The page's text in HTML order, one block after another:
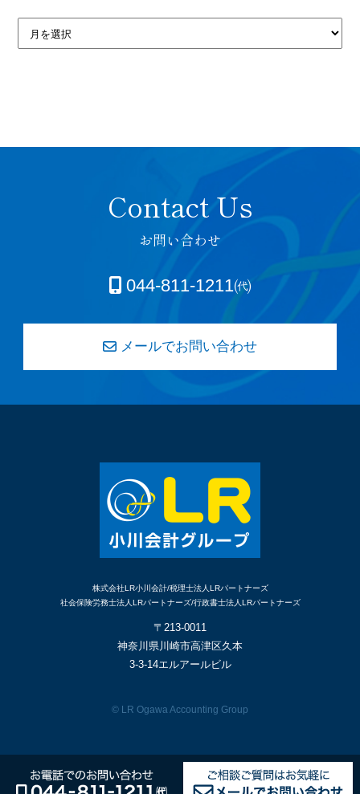
お問い合わせ
044-811-1211㈹
メールでお問い合わせ
株式会社LR小川会計/税理士法人LRパートナーズ
社会保険労務士法人LRパートナーズ/行政書士法人LRパートナーズ
〒213-0011
神奈川県川崎市高津区久本
3-3-14エルアールビル
© LR Ogawa Accounting Group